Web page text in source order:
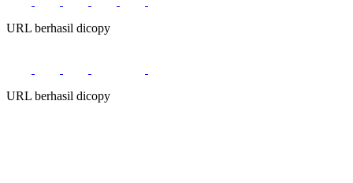
URL berhasil dicopy
URL berhasil dicopy